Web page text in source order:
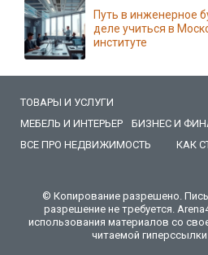
Путь в инженерное
деле учиться в
институте
ТОВАРЫ И УСЛУГИ
МЕБЕЛЬ И ИНТЕРЬЕР
БИЗНЕС И
ВСЕ ПРО НЕДВИЖИМОСТЬ
КАК
© Копирование разрешено.
разрешение не требуется.
использования материалов со
читаемой